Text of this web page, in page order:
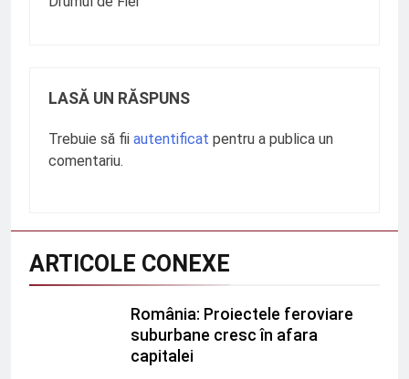
LASĂ UN RĂSPUNS
Trebuie să fii autentificat pentru a publica un
comentariu.
ARTICOLE CONEXE
România: Proiectele feroviare
suburbane cresc în afara
capitalei